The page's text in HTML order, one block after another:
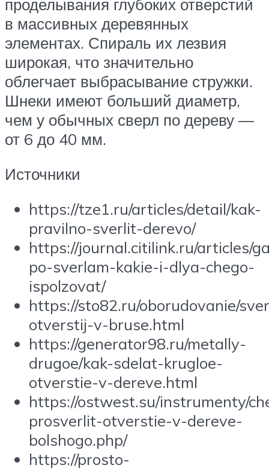
проделывания глубоких отверстий
в массивных деревянных
элементах. Спираль их лезвия
широкая, что значительно
облегчает выбрасывание стружки.
Шнеки имеют больший диаметр,
чем у обычных сверл по дереву —
от 6 до 40 мм.
Источники
https://tze1.ru/articles/detail/kak-
pravilno-sverlit-derevo/
https://journal.citilink.ru/articles/
po-sverlam-kakie-i-dlya-chego-
ispolzovat/
https://sto82.ru/oborudovanie/
otverstij-v-bruse.html
https://generator98.ru/metally-
drugoe/kak-sdelat-krugloe-
otverstie-v-dereve.html
https://ostwest.su/instrumenty/
prosverlit-otverstie-v-dereve-
bolshogo.php/
https://prosto-